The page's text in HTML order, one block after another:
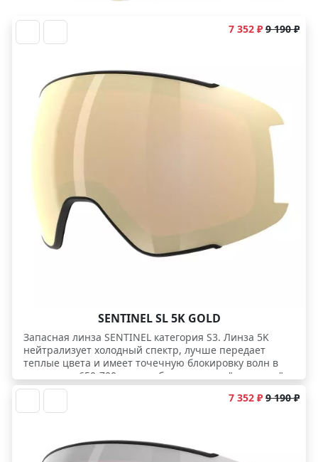
7 352 ₽ 9 190 ₽
SENTINEL SL 5K GOLD
Запасная линза SENTINEL категория S3. Линза 5K
нейтрализует холодный спектр, лучше передает
теплые цвета и имеет точечную блокировку волн в
диапазоне 650-700 нм., чтобы глаз легче "цеплялся"
за незаметные в обычной линзе изменения
7 352 ₽ 9 190 ₽